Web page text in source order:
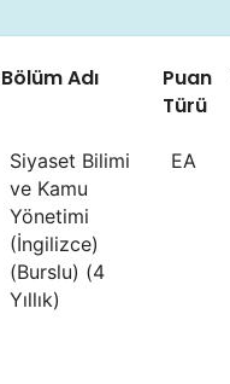
Bölüm Adı
Puan
Türü
Siyaset Bilimi
ve Kamu
Yönetimi
(İngilizce)
(Burslu) (4
Yıllık)
EA